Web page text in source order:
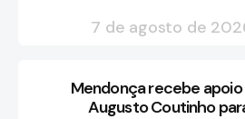
7 de agosto de
Mendonça recebe
Augusto Coutinho